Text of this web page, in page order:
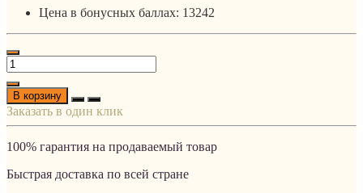
Цена в бонусных баллах: 13242
В корзину
Заказать в один клик
100% гарантия на продаваемый товар
Быстрая доставка по всей стране